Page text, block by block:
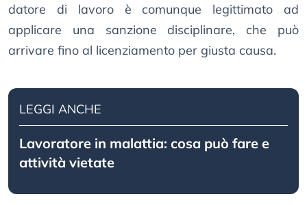
datore di lavoro è comunque legittimato ad
applicare una sanzione disciplinare, che può
arrivare fino al licenziamento per giusta causa.
LEGGI ANCHE
Lavoratore in malattia: cosa può fare e
attività vietate